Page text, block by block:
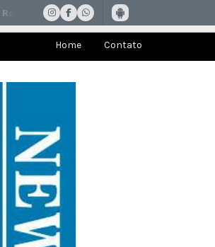
Home Contato